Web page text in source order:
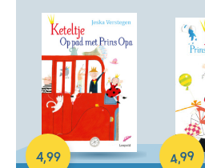
4,99
E-book
4,99
E-book